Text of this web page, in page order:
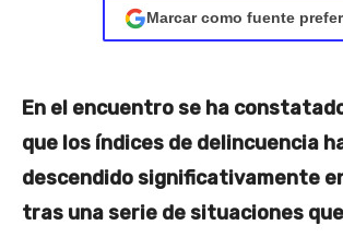
Marcar como fuente
En el encuentro se ha
que los índices de delincuencia
descendido significativamente
tras una serie de situaciones que